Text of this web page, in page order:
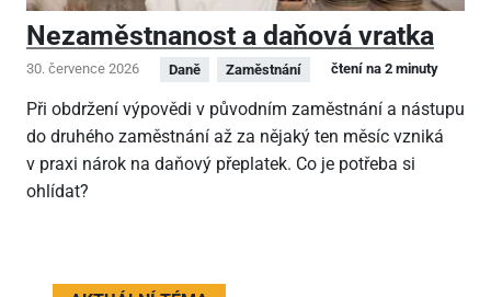
Nezaměstnanost a daňová vratka
30. července 2026 Daně Zaměstnání čtení na 2 minuty
Při obdržení výpovědi v původním zaměstnání a nástupu
do druhého zaměstnání až za nějaký ten měsíc vzniká
v praxi nárok na daňový přeplatek. Co je potřeba si
ohlídat?